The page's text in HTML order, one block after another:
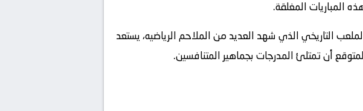
المغلقة.
التاريخي الذي شهد العديد من الملاحم الرياضيه، يستعد
أن تمتلئ المدرجات بجماهير المتنافسين.